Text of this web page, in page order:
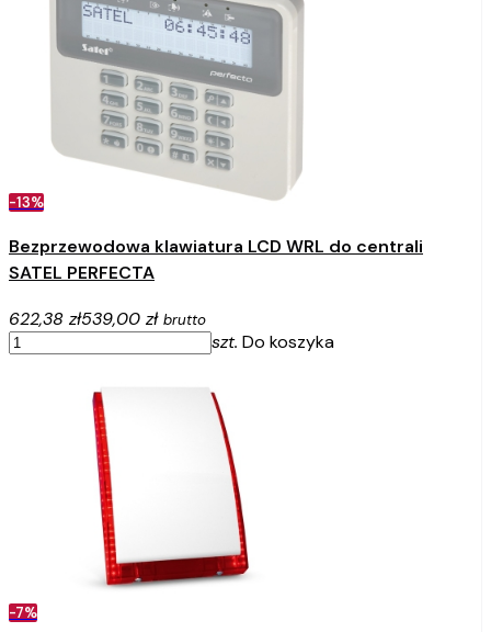
-13%
Bezprzewodowa klawiatura LCD WRL do centrali
SATEL PERFECTA
622,38 zł539,00 zł brutto
szt. Do koszyka
-7%